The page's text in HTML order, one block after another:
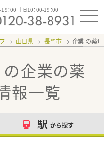
：00 土日10：00-19：00
山口県 長門市 企業
の企業の薬
報一覧
駅 から探す